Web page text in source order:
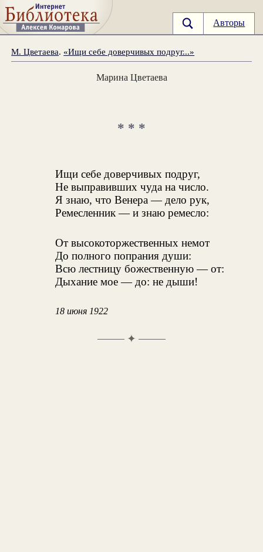
Авторы
М. Цветаева. «Ищи себе доверчивых подруг...»
Марина Цветаева
* * *
Ищи себе доверчивых подруг,
Не выправивших чуда на число.
Я знаю, что Венера — дело рук,
Ремесленник — и знаю ремесло:
От высокоторжественных немот
До полного попрания души:
Всю лестницу божественную — от:
Дыхание мое — до: не дыши!
18 июня 1922
✦